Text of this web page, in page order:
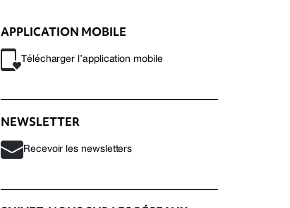
APPLICATION MOBILE
Télécharger l’application mobile
NEWSLETTER
Recevoir les newsletters